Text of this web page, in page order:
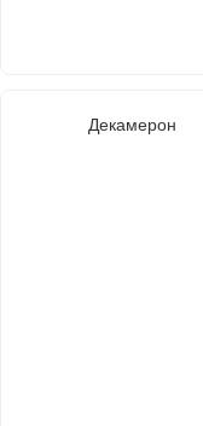
Декамерон